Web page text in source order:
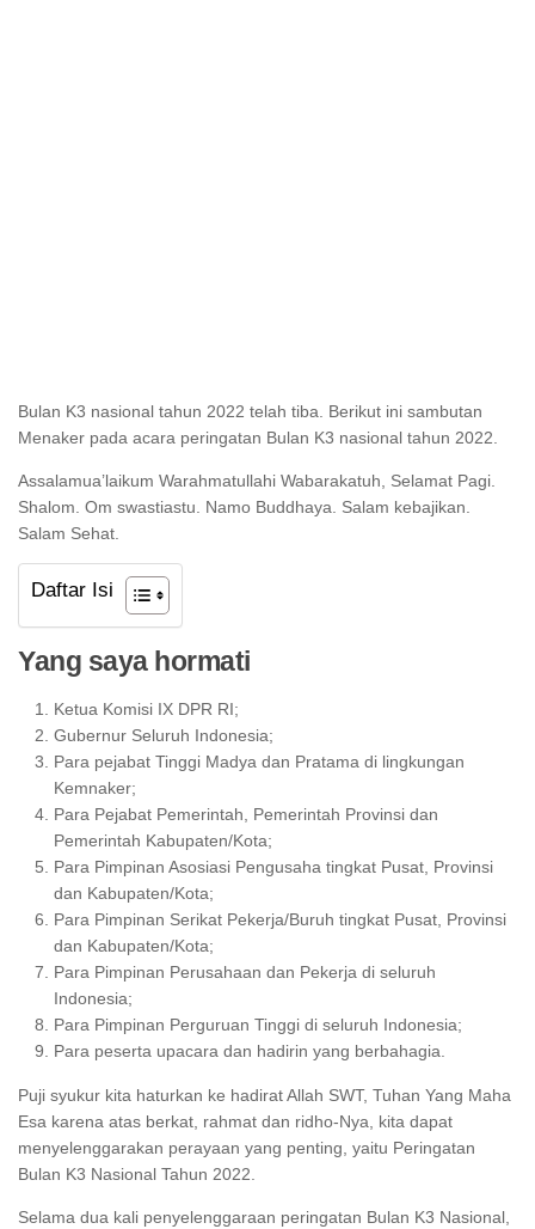
Bulan K3 nasional tahun 2022 telah tiba. Berikut ini sambutan
Menaker pada acara peringatan Bulan K3 nasional tahun 2022.
Assalamua’laikum Warahmatullahi Wabarakatuh, Selamat Pagi.
Shalom. Om swastiastu. Namo Buddhaya. Salam kebajikan.
Salam Sehat.
Daftar Isi
Yang saya hormati
Ketua Komisi IX DPR RI;
Gubernur Seluruh Indonesia;
Para pejabat Tinggi Madya dan Pratama di lingkungan
Kemnaker;
Para Pejabat Pemerintah, Pemerintah Provinsi dan
Pemerintah Kabupaten/Kota;
Para Pimpinan Asosiasi Pengusaha tingkat Pusat, Provinsi
dan Kabupaten/Kota;
Para Pimpinan Serikat Pekerja/Buruh tingkat Pusat, Provinsi
dan Kabupaten/Kota;
Para Pimpinan Perusahaan dan Pekerja di seluruh
Indonesia;
Para Pimpinan Perguruan Tinggi di seluruh Indonesia;
Para peserta upacara dan hadirin yang berbahagia.
Puji syukur kita haturkan ke hadirat Allah SWT, Tuhan Yang Maha
Esa karena atas berkat, rahmat dan ridho-Nya, kita dapat
menyelenggarakan perayaan yang penting, yaitu Peringatan
Bulan K3 Nasional Tahun 2022.
Selama dua kali penyelenggaraan peringatan Bulan K3 Nasional,